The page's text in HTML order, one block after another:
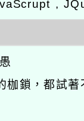
,
枷鎖，都試